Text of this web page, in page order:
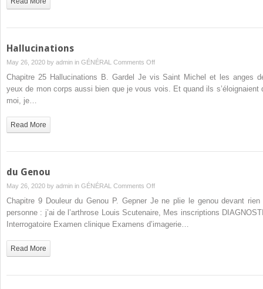
Hallucinations
May 26, 2020 by admin in GÉNÉRAL Comments Offon
Hallucinations
Chapitre 25 Hallucinations B. Gardel Je vis Saint Michel et les anges
yeux de mon corps aussi bien que je vous vois. Et quand ils s’éloignaient
moi, je…
Read More
du Genou
May 26, 2020 by admin in GÉNÉRAL Comments Offon
Genou
Chapitre 9 Douleur du Genou P. Gepner Je ne plie le genou devant rien
personne : j’ai de l’arthrose Louis Scutenaire, Mes inscriptions
Interrogatoire Examen clinique Examens d’imagerie…
Read More